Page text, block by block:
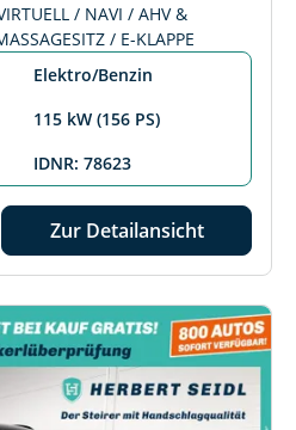
/ NAVI / AHV &
/ E-KLAPPE
Elektro/Benzin
115 kW (156 PS)
IDNR: 78623
Zur Detailansicht